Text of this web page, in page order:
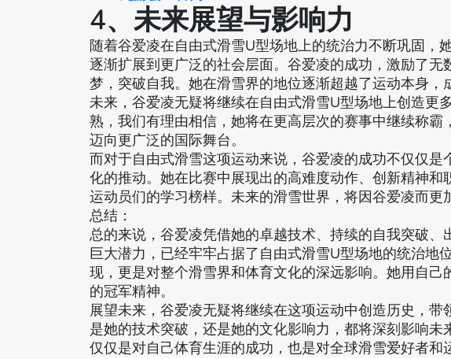
4、未来展望与影响力
随着谷爱凌在自由式滑雪U型场地上的统治力不断巩固，
逐渐扩展到更广泛的社会层面。谷爱凌的成功，激励了无
梦，突破自我。她在滑雪界的地位逐渐超越了运动本身，
未来，谷爱凌无疑将继续在自由式滑雪U型场地上创造更
熟，我们有理由相信，她将在更高层次的赛事中继续称霸
迈向更广泛的国际舞台。
而对于自由式滑雪这项运动来说，谷爱凌的成功不仅仅是
化的推动。她在比赛中展现出的高难度动作、创新精神和
运动员们的学习榜样。未来的滑雪世界，将因谷爱凌而更
总结：
总的来说，谷爱凌凭借她的卓越技术、持续的自我突破、
巨大潜力，已经牢牢占据了自由式滑雪U型场地的统治地
现，更是对整个滑雪界和体育文化的深远影响。她用自
的冠军精神。
展望未来，谷爱凌无疑将继续在这项运动中创造历史，
是她的技术突破，还是她的文化影响力，都将深刻影响
仅仅是对自己体育生涯的成功，也是对全球滑雪爱好者和